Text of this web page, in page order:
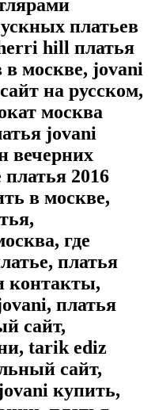
платьев
hill платья
в москве, jovani
на русском,
москва
jovani
вечерних
2016
в москве,
где
платья
контакты,
платья
сайт,
tarik ediz
сайт,
купить,